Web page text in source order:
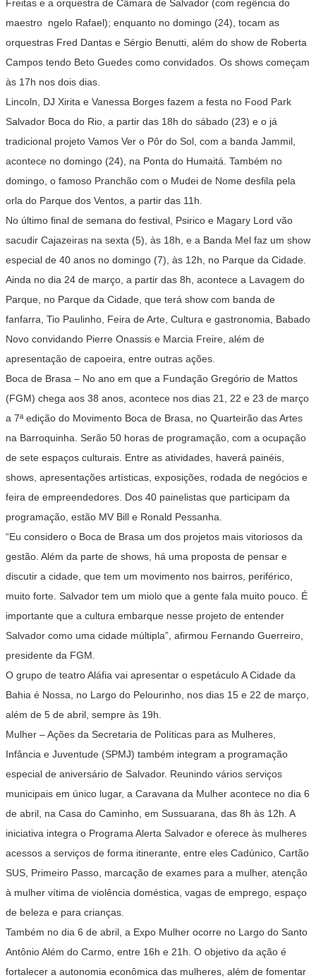
Freitas e a orquestra de Câmara de Salvador (com regência do
maestro ngelo Rafael); enquanto no domingo (24), tocam as
orquestras Fred Dantas e Sérgio Benutti, além do show de Roberta
Campos tendo Beto Guedes como convidados. Os shows começam
às 17h nos dois dias.
Lincoln, DJ Xirita e Vanessa Borges fazem a festa no Food Park
Salvador Boca do Rio, a partir das 18h do sábado (23) e o já
tradicional projeto Vamos Ver o Pôr do Sol, com a banda Jammil,
acontece no domingo (24), na Ponta do Humaitá. Também no
domingo, o famoso Pranchão com o Mudei de Nome desfila pela
orla do Parque dos Ventos, a partir das 11h.
No último final de semana do festival, Psirico e Magary Lord vão
sacudir Cajazeiras na sexta (5), às 18h, e a Banda Mel faz um show
especial de 40 anos no domingo (7), às 12h, no Parque da Cidade.
Ainda no dia 24 de março, a partir das 8h, acontece a Lavagem do
Parque, no Parque da Cidade, que terá show com banda de
fanfarra, Tio Paulinho, Feira de Arte, Cultura e gastronomia, Babado
Novo convidando Pierre Onassis e Marcia Freire, além de
apresentação de capoeira, entre outras ações.
Boca de Brasa – No ano em que a Fundação Gregório de Mattos
(FGM) chega aos 38 anos, acontece nos dias 21, 22 e 23 de março
a 7ª edição do Movimento Boca de Brasa, no Quarteirão das Artes
na Barroquinha. Serão 50 horas de programação, com a ocupação
de sete espaços culturais. Entre as atividades, haverá painéis,
shows, apresentações artísticas, exposições, rodada de negócios e
feira de empreendedores. Dos 40 painelistas que participam da
programação, estão MV Bill e Ronald Pessanha.
“Eu considero o Boca de Brasa um dos projetos mais vitoriosos da
gestão. Além da parte de shows, há uma proposta de pensar e
discutir a cidade, que tem um movimento nos bairros, periférico,
muito forte. Salvador tem um miolo que a gente fala muito pouco. É
importante que a cultura embarque nesse projeto de entender
Salvador como uma cidade múltipla”, afirmou Fernando Guerreiro,
presidente da FGM.
O grupo de teatro Aláfia vai apresentar o espetáculo A Cidade da
Bahia é Nossa, no Largo do Pelourinho, nos dias 15 e 22 de março,
além de 5 de abril, sempre às 19h.
Mulher – Ações da Secretaria de Políticas para as Mulheres,
Infância e Juventude (SPMJ) também integram a programação
especial de aniversário de Salvador. Reunindo vários serviços
municipais em único lugar, a Caravana da Mulher acontece no dia 6
de abril, na Casa do Caminho, em Sussuarana, das 8h às 12h. A
iniciativa integra o Programa Alerta Salvador e oferece às mulheres
acessos a serviços de forma itinerante, entre eles Cadúnico, Cartão
SUS, Primeiro Passo, marcação de exames para a mulher, atenção
à mulher vítima de violência doméstica, vagas de emprego, espaço
de beleza e para crianças.
Também no dia 6 de abril, a Expo Mulher ocorre no Largo do Santo
Antônio Além do Carmo, entre 16h e 21h. O objetivo da ação é
fortalecer a autonomia econômica das mulheres, além de fomentar